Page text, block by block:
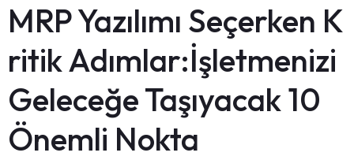
MRP Yazılımı Seçerken K
ritik Adımlar:İşletmenizi
Geleceğe Taşıyacak 10
Önemli Nokta